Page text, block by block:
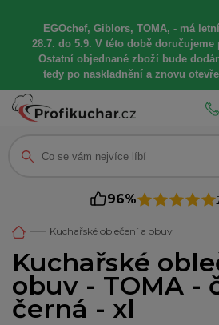
EGOchef, Giblors, TOMA, - má letní
28.7. do 5.9. V této době doručujeme
Ostatní objednané zboží bude
tedy po naskladnění a znovu
96%
Kuchařské oblečení a obuv
Kuchařské
obuv - TOMA -
černá - xl